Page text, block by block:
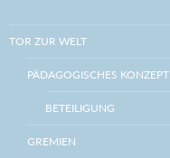
TOR ZUR WELT
PÄDAGOGISCHES KONZEPT
BETEILIGUNG
GREMIEN